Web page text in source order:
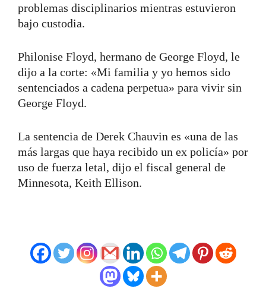
problemas disciplinarios mientras estuvieron
bajo custodia.
Philonise Floyd, hermano de George Floyd, le
dijo a la corte: «Mi familia y yo hemos sido
sentenciados a cadena perpetua» para vivir sin
George Floyd.
La sentencia de Derek Chauvin es «una de las
más largas que haya recibido un ex policía» por
uso de fuerza letal, dijo el fiscal general de
Minnesota, Keith Ellison.